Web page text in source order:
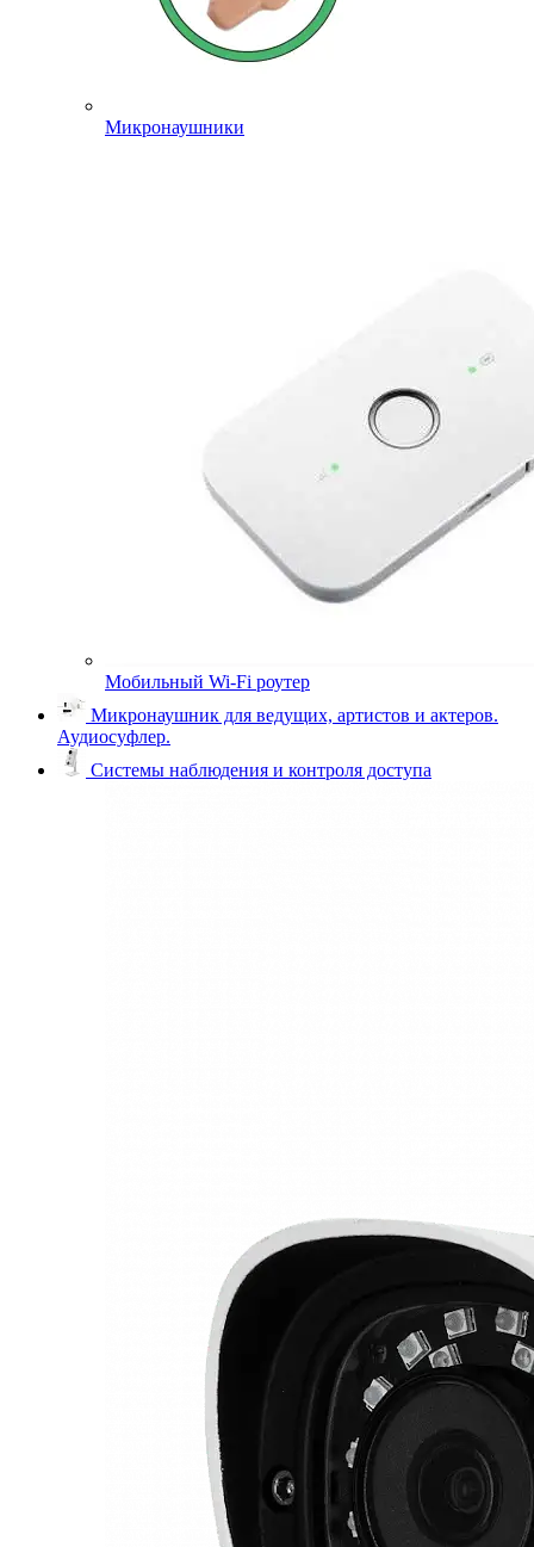
Микронаушники
Мобильный Wi-Fi роутер
Микронаушник для ведущих, артистов и актеров.
Аудиосуфлер.
Системы наблюдения и контроля доступа